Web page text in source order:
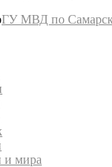
ГУ МВД по
и мира